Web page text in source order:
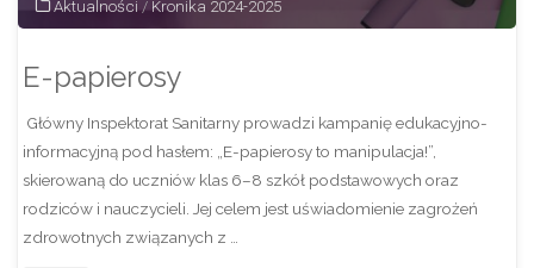
Aktualności / Kronika 2024-2025
E-papierosy
Główny Inspektorat Sanitarny prowadzi kampanię edukacyjno-
informacyjną pod hasłem: „E-papierosy to manipulacja!”,
skierowaną do uczniów klas 6–8 szkół podstawowych oraz
rodziców i nauczycieli. Jej celem jest uświadomienie zagrożeń
zdrowotnych związanych z …